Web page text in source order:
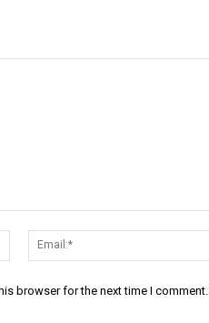
Name:*
browser for the next time I comment.